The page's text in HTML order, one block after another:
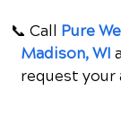
📞 Call Pure
Madison, WI
request